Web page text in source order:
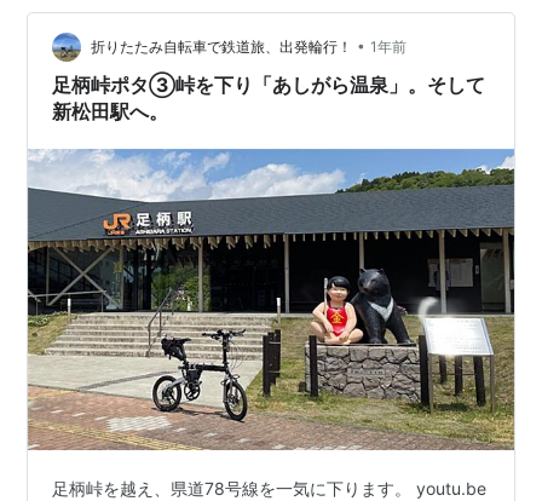
ング 先週（Week 5）の土曜日は旅行中で、黄色い本のメ
ニュー、「峠走25㎞」を実施するこ…
折りたたみ自転車で鉄道旅、出発輪行！ • 1年前
足柄峠ポタ③峠を下り「あしがら温泉」。そして
新松田駅へ。
足柄峠を越え、県道78号線を一気に下ります。 youtu.be